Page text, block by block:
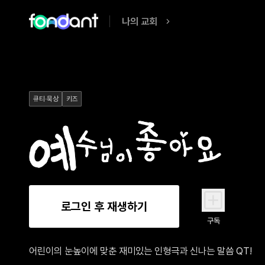
나의 교회
큐티·묵상 키즈
로그인 후 재생하기
구독
어린이의 눈높이에 맞춘 재미있는 인형극과 신나는 말씀 QT!